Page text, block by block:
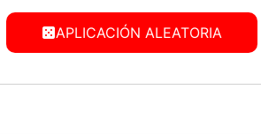
APLICACIÓN ALEATORIA